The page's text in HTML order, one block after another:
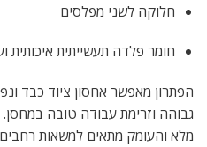
חלוקה לשני מפלסים
חומר פלדה תעשייתית איכותית
הפתרון מאפשר אחסון ציוד כבד
גבוהה וזרימת עבודה טובה
מלא והעומק מתאים למשאות רחבים